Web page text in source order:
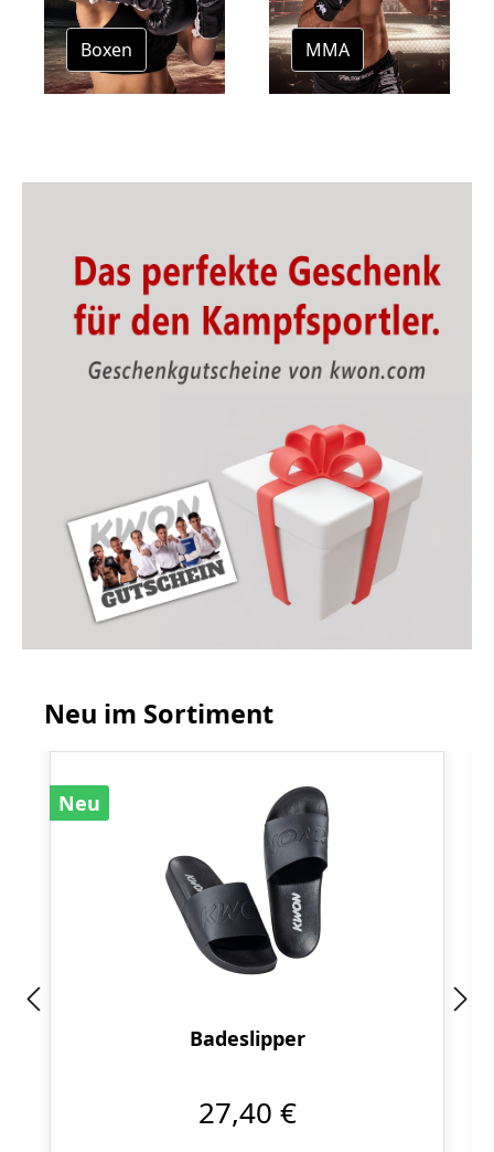
Boxen MMA
Neu im Sortiment
Neu
Badeslipper
27,40 €